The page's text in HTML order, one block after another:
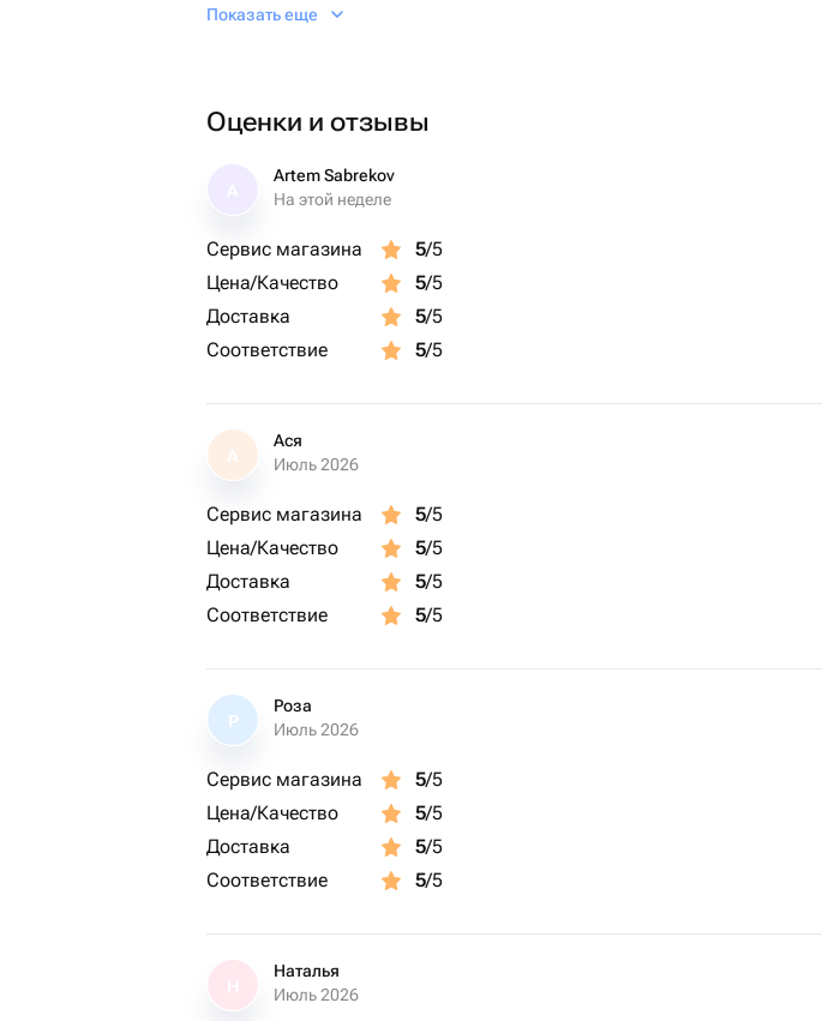
Сохраняйте магазин в избранные, чтобы оставаться всегда в курсе
В нашем магазине вы также найдете:
сладкие подарки (торты, клубнику в шоколаде, шоколадные изделия)
Мягкие игрушки
Украшения
Если чего-то не найдете в каталоге, можете написать нам в чат через
Показать еще
Оценки и отзывы
Artem Sabrekov
На этой неделе
Сервис магазина 5/5
Цена/Качество
5/5
Доставка
5/5
Соответствие
5/5
А
Ася
Июль 2026
Сервис магазина 5/5
Цена/Качество
5/5
Доставка
5/5
Соответствие
5/5
Р
Роза
Июль 2026
Сервис магазина 5/5
Цена/Качество
5/5
Доставка
5/5
Соответствие
5/5
Наталья
Июль 2026